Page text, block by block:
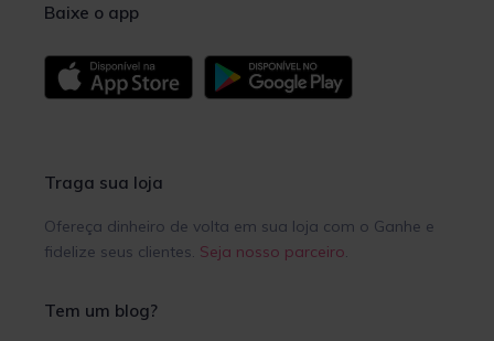
Baixe o app
Traga sua loja
Ofereça dinheiro de volta em sua loja com o Ganhe e
fidelize seus clientes. Seja nosso parceiro.
Tem um blog?